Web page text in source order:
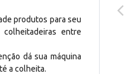
produtos para seu
colheitadeiras entre
dá sua máquina
a colheita.